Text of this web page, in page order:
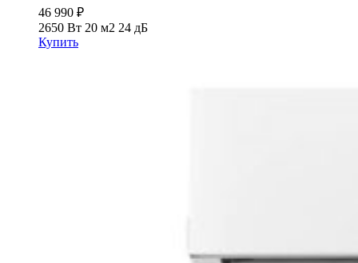
46 990 ₽
2650 Вт 20 м2 24 дБ
Купить